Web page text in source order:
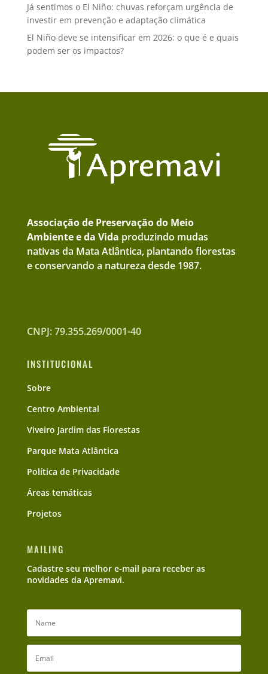
Já sentimos o El Niño: chuvas reforçam urgência de
investir em prevenção e adaptação climática
El Niño deve se intensificar em 2026: o que é e quais
podem ser os impactos?
Associação de Preservação do Meio
Ambiente e da Vida produzindo mudas
nativas da Mata Atlântica, plantando florestas
e conservando a natureza desde 1987.
CNPJ: 79.355.269/0001-40
INSTITUCIONAL
Sobre
Centro Ambiental
Viveiro Jardim das Florestas
Parque Mata Atlântica
Política de Privacidade
Áreas temáticas
Projetos
MAILING
Cadastre seu melhor e-mail para receber as
novidades da Apremavi.